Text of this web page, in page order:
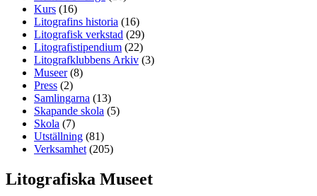
Kurs (16)
Litografins historia (16)
Litografisk verkstad (29)
Litografistipendium (22)
Litografklubbens Arkiv (3)
Museer(8)
Press (2)
Samlingarna (13)
Skapande skola (5)
Skola (7)
Utställning (81)
Verksamhet (205)
Litografiska Museet